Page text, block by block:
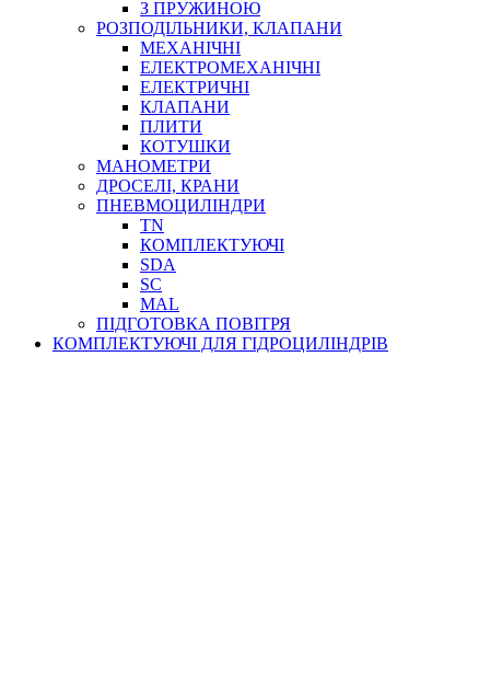
З ПРУЖИНОЮ
РОЗПОДІЛЬНИКИ, КЛАПАНИ
МЕХАНІЧНІ
ЕЛЕКТРОМЕХАНІЧНІ
ЕЛЕКТРИЧНІ
КЛАПАНИ
ПЛИТИ
КОТУШКИ
МАНОМЕТРИ
ДРОСЕЛІ, КРАНИ
ПНЕВМОЦИЛІНДРИ
TN
КОМПЛЕКТУЮЧІ
SDA
SC
MAL
ПІДГОТОВКА ПОВІТРЯ
КОМПЛЕКТУЮЧІ ДЛЯ ГІДРОЦИЛІНДРІВ